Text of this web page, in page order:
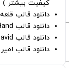
کیفیت بیشتر )
دانلود قالب
دانلود قالب Oh Kevin De Bruyne - Paul Hand
دانلود قالب Gut Genug - kitschrieg ft. Shirin david
دانلود قالب